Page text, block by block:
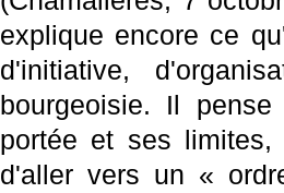
explique encore ce
d'initiative,
bourgeoisie. Il
portée et ses
d'aller vers un «